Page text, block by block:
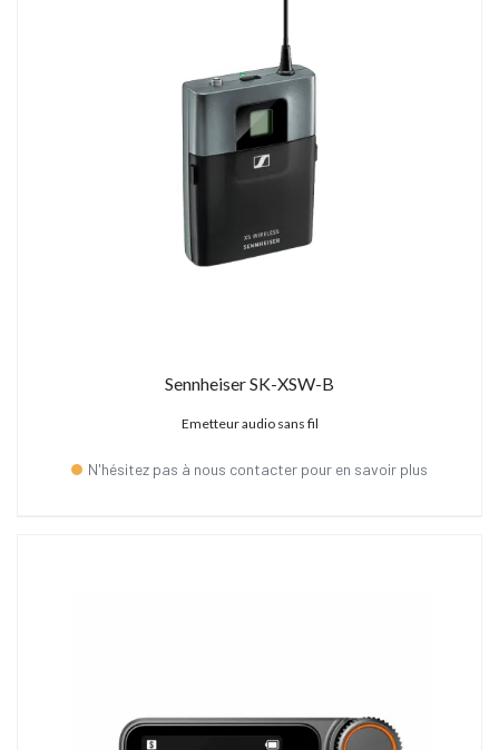
Sennheiser SK-XSW-B
Emetteur audio sans fil
N'hésitez pas à nous contacter pour en savoir plus